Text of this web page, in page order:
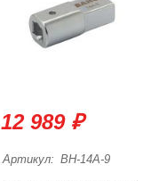
12 989 ₽
Артикул: BH-14A-9